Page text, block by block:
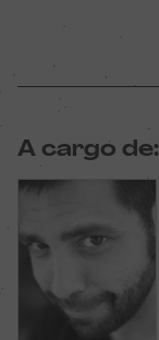
A cargo de: